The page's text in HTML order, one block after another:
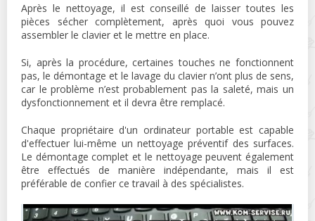
Après le nettoyage, il est conseillé de laisser toutes les
pièces sécher complètement, après quoi vous pouvez
assembler le clavier et le mettre en place.
Si, après la procédure, certaines touches ne fonctionnent
pas, le démontage et le lavage du clavier n’ont plus de sens,
car le problème n’est probablement pas la saleté, mais un
dysfonctionnement et il devra être remplacé.
Chaque propriétaire d'un ordinateur portable est capable
d'effectuer lui-même un nettoyage préventif des surfaces.
Le démontage complet et le nettoyage peuvent également
être effectués de manière indépendante, mais il est
préférable de confier ce travail à des spécialistes.